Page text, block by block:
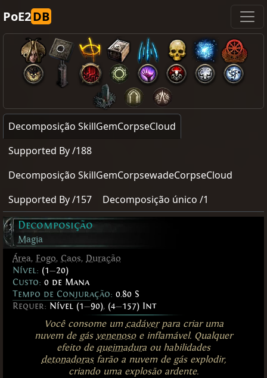
PoE2DB
Decomposição SkillGemCorpseCloud
Supported By /188
Decomposição SkillGemCorpsewadeCorpseCloud
Supported By /157
Decomposição único /1
Decomposição
Magia
Área, Fogo, Caos, Duração
Nível: (1—20)
Custo: 0 de Mana
Tempo de Conjuração: 0.80 S
Requer: Nível (1—90), (4—157) Int
Você consome um cadáverpara criar uma
nuvem de gás venenosoe inflamável. Qualquer
efeito de queimadura ou habilidades
detonadorasfarão a nuvem de gás explodir,
criando uma explosão ardente.